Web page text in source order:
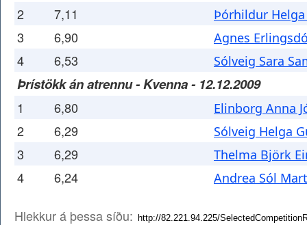
2 7,11 Þórhildur
3 6,90 Agnes
4 6,53 Sólveig Sara
Þrístökk án atrennu - Kvenna - 12.12.2009
1 6,80 Elinborg Anna
2 6,29 Sólveig Helga
3 6,29 Thelma Björk
4 6,24 Andrea Sól
Hlekkur á þessa síðu: